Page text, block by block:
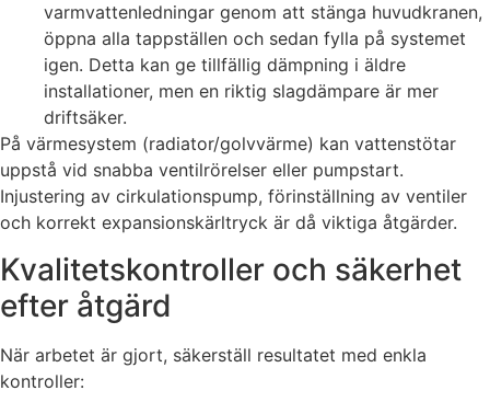
varmvattenledningar genom att stänga huvudkranen,
öppna alla tappställen och sedan fylla på systemet
igen. Detta kan ge tillfällig dämpning i äldre
installationer, men en riktig slagdämpare är mer
driftsäker.
På värmesystem (radiator/golvvärme) kan vattenstötar
uppstå vid snabba ventilrörelser eller pumpstart.
Injustering av cirkulationspump, förinställning av ventiler
och korrekt expansionskärltryck är då viktiga åtgärder.
Kvalitetskontroller och säkerhet
efter åtgärd
När arbetet är gjort, säkerställ resultatet med enkla
kontroller: